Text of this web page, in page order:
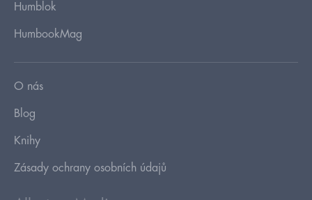
Humblok
HumbookMag
O nás
Blog
Knihy
Zásady ochrany osobních údajů